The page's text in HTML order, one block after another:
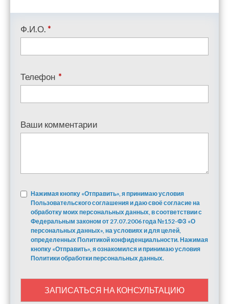
Ф.И.О. *
Телефон *
Ваши комментарии
Нажимая кнопку «Отправить», я принимаю условия
Пользовательского соглашения и даю своё согласие на
обработку моих персональных данных, в соответствии с
Федеральным законом от 27.07.2006 года №152-ФЗ «О
персональных данных», на условиях и для целей,
определенных Политикой конфиденциальности. Нажимая
кнопку «Отправить», я ознакомился и принимаю условия
Политики обработки персональных данных.
ЗАПИСАТЬСЯ НА КОНСУЛЬТАЦИЮ